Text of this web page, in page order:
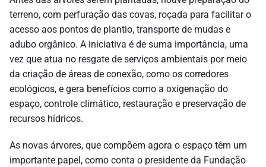
terreno, com perfuração das covas, roçada para facilitar o
acesso aos pontos de plantio, transporte de mudas e
adubo orgânico. A iniciativa é de suma importância, uma
vez que atua no resgate de serviços ambientais por meio
da criação de áreas de conexão, como os corredores
ecológicos, e gera benefícios como a oxigenação do
espaço, controle climático, restauração e preservação de
recursos hídricos.
As novas árvores, que compõem agora o espaço têm um
importante papel, como conta o presidente da Fundação